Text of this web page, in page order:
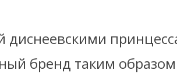
бренд таким